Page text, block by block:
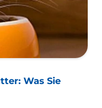
Was Sie